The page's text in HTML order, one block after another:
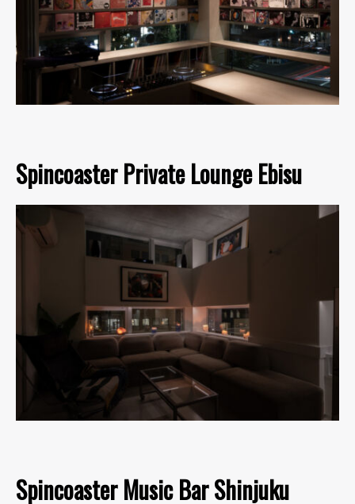
Spincoaster Private Lounge Ebisu
Spincoaster Music Bar Shinjuku